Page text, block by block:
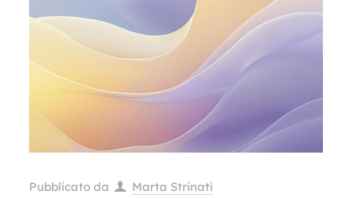
Pubblicato da Marta Strinati